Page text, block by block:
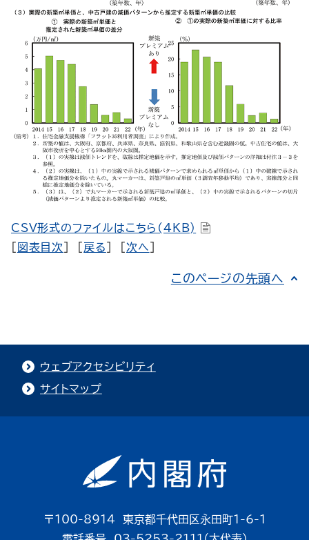
CSV形式のファイルはこちら(4KB)
図表目次 戻る ] [次へ
このページの先頭へ
ウェブアクセシビリティ
サイトマップ
〒100-8914 東京都千代田区永田町1-6-1